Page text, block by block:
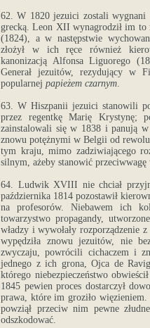
62. W 1820 jezuici zostali wygnani
grecką. Leon XII wynagrodził im to
(1824), a w następstwie
złożył w ich ręce również
kanonizacją Alfonsa Liguorego
Generał jezuitów, rezydujący w
popularnej papieżem czarnym.
63. W Hiszpanii jezuici stanowili
przez regentkę Marię Krystynę;
zainstalowali się w 1838 i panują w
znowu potężnymi w Belgii od
tym kraju, mimo zadziwiającego
silnym, ażeby stanowić
64. Ludwik XVIII nie chciał
października 1814 pozostawił
na profesorów. Niebawem ich
towarzystwo propagandy,
władzy i wywołały rozporządzenie
wypędziła znowu jezuitów, nie
zwyczaju, powrócili cichaczem i
jednego z ich grona, Ojca de
którego niebezpieczeństwo
1845 pewien proces dostarczył
prawa, które im groziło
powziął przeciw nim pewne
odszkodować.